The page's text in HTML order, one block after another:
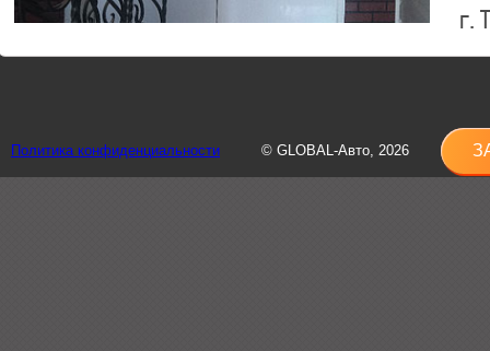
г.
8
Политика конфиденциальности © GLOBAL-Авто, 2026